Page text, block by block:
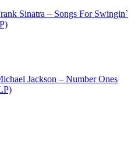
Sinatra – Songs For Swingin`
Jackson – Number Ones